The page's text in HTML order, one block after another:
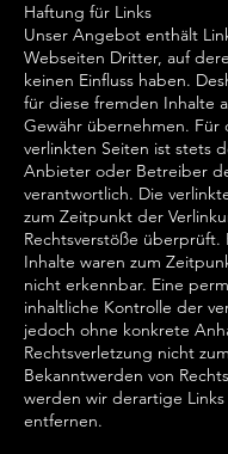
Haftung für Links
Unser Angebot enthält
Webseiten Dritter, auf
keinen Einfluss haben.
für diese fremden Inhalte
Gewähr übernehmen. Für
verlinkten Seiten ist stets
Anbieter oder Betreiber
verantwortlich. Die
zum Zeitpunkt der
Rechtsverstöße überprüft.
Inhalte waren zum
nicht erkennbar. Eine
inhaltliche Kontrolle der
jedoch ohne konkrete
Rechtsverletzung nicht
Bekanntwerden von
werden wir derartige
entfernen.